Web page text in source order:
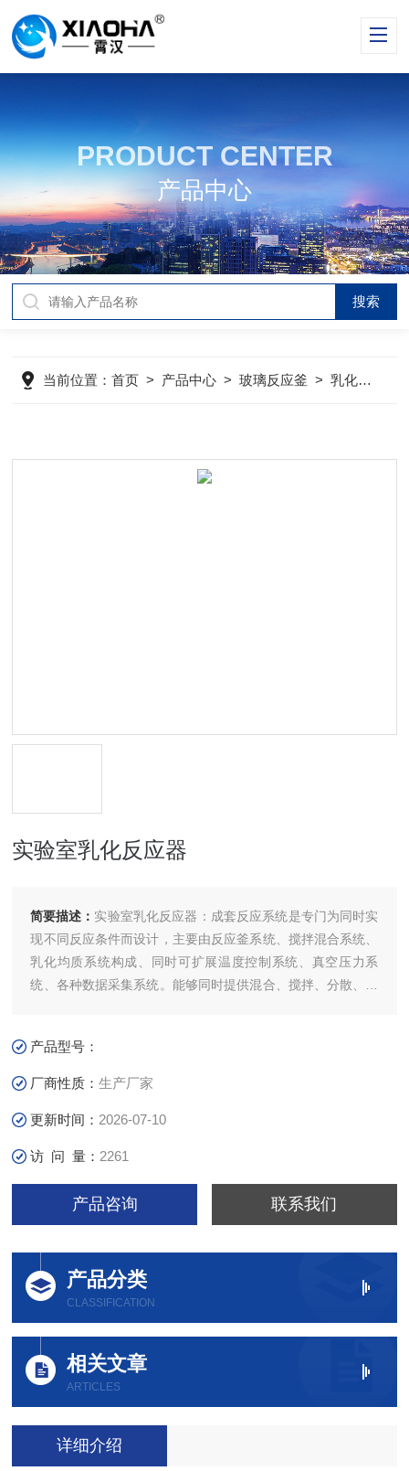
PRODUCT CENTER
产品中心
当前位置：首页 > 产品中心 >玻璃反应釜 >乳化玻璃反应釜
实验室乳化反应器
简要描述： 实验室乳化反应器：成套反应系统是专门为同时实
现不同反应条件而设计，主要由反应釜系统、搅拌混合系统、
乳化均质系统构成、同时可扩展温度控制系统、真空压力系
统、各种数据采集系统。能够同时提供混合、搅拌、分散、乳
产品型号：
厂商性质：生产厂家
更新时间： 2026-07-10
访 问 量： 2261
产品咨询 联系我们
产品分类
CLASSIFICATION
相关文章
ARTICLES
详细介绍